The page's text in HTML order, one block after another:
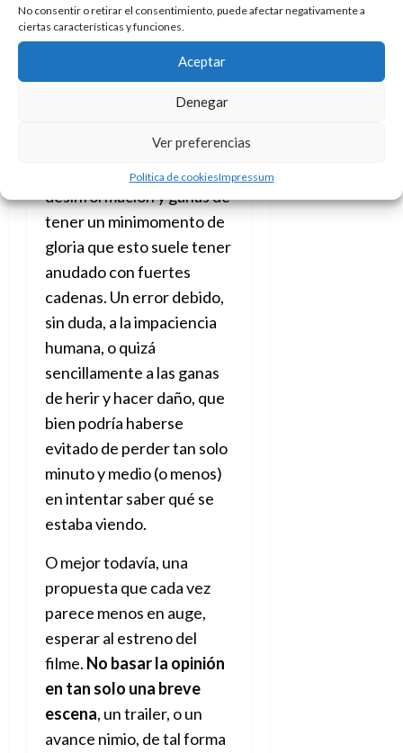
No consentir o retirar el consentimiento, puede afectar negativamente a
ciertas características y funciones.
Aceptar
Denegar
Ver preferencias
Política de cookiesImpressum
Ese fue el fallo de la
elde
usuarios fue el de
ávidos de sangre, con la
habitual falta de
desinformación y ganas de
tener un minimomento de
gloria que esto suele tener
anudado con fuertes
cadenas. Un error debido,
sin duda, a la impaciencia
humana, o quizá
sencillamente a las ganas
de herir y hacer daño, que
bien podría haberse
evitado de perder tan solo
minuto y medio (o menos)
en intentar saber qué se
estaba viendo.
O mejor todavía, una
propuesta que cada vez
parece menos en auge,
esperar al estreno del
filme. No basar la opinión
en tan solo una breve
escena, un trailer, o un
avance nimio, de tal forma